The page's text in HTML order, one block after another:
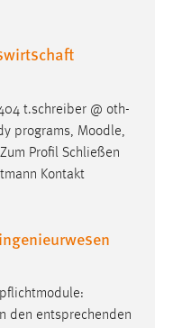
t.schreiber @ oth-
programs, Moodle,
Profil Schließen
Kontakt
den entsprechenden